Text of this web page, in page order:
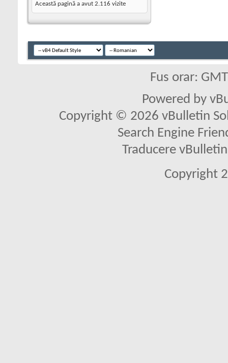
Această pagină a avut 2.116 vizite
Fus orar:
Powered by
Copyright © 2026 vBulletin
Search Engine
Traducere
Copyright